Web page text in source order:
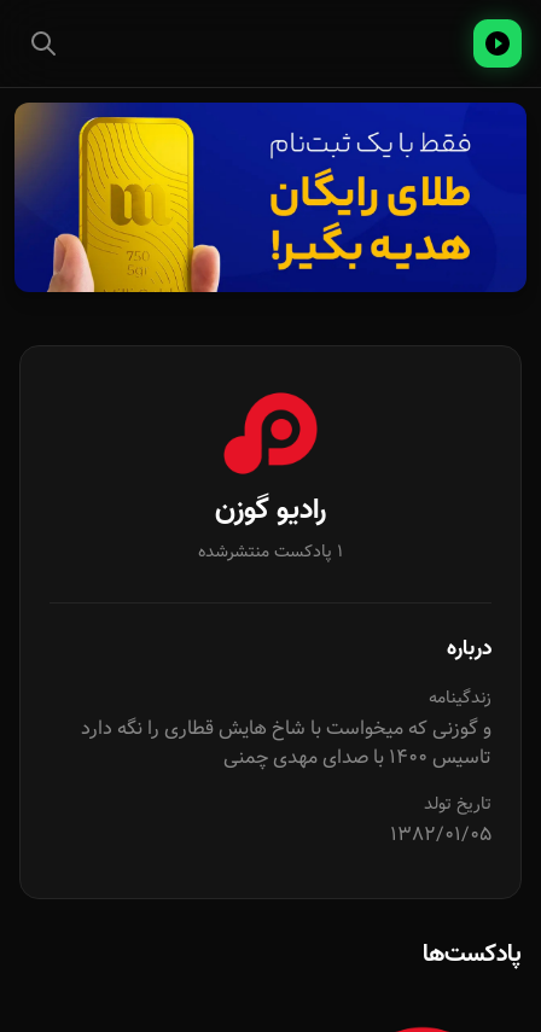
رادیو گوزن
1 پادکست منتشرشده
درباره
زندگینامه
و گوزنی که میخواست با شاخ هایش قطاری را نگه دارد
تاسیس 1400 با صدای مهدی چمنی
تاریخ تولد
1382/01/05
پادکست‌ها